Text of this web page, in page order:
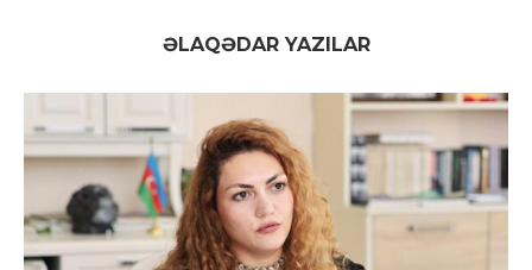
ƏLAQƏDAR YAZILAR